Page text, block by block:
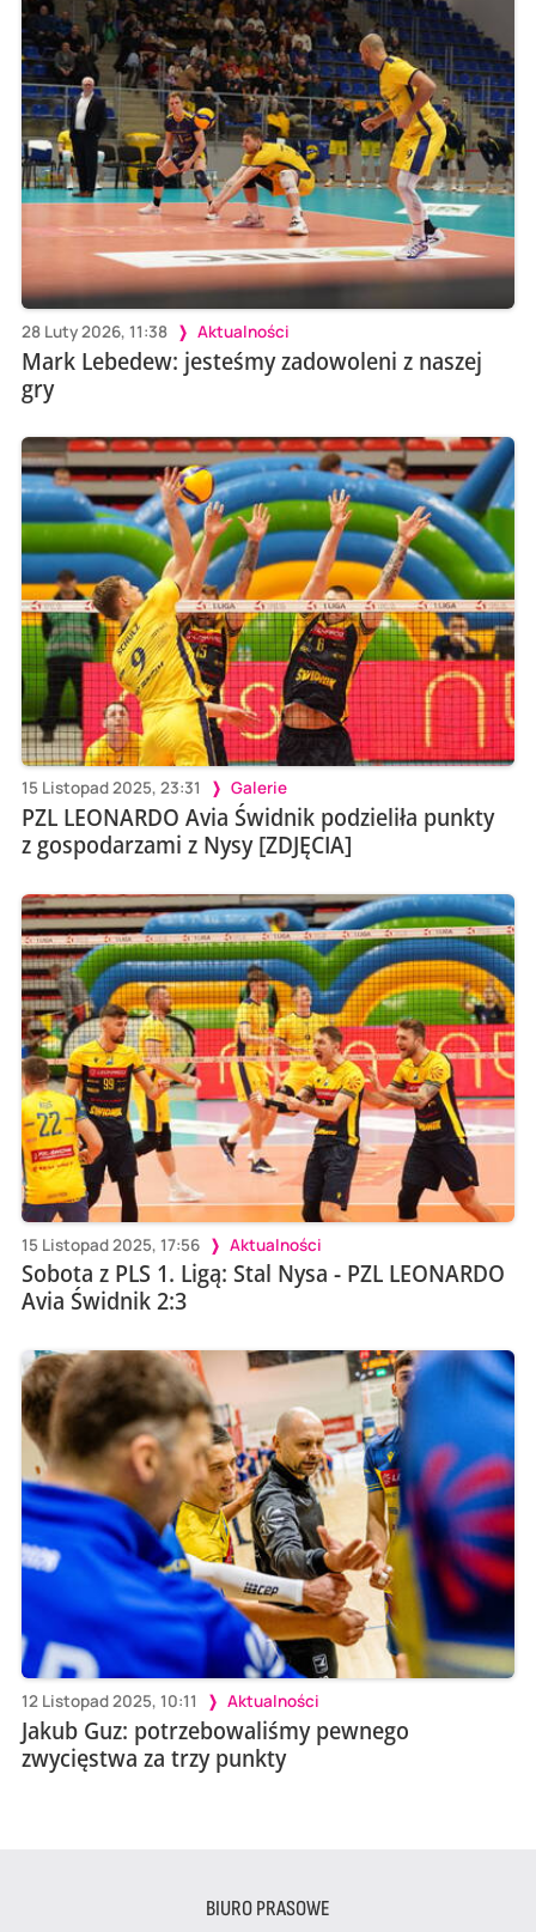
28 Luty 2026, 11:38 Aktualności
Mark Lebedew: jesteśmy zadowoleni z naszej
gry
15 Listopad 2025, 23:31 Galerie
PZL LEONARDO Avia Świdnik podzieliła punkty
z gospodarzami z Nysy [ZDJĘCIA]
15 Listopad 2025, 17:56 Aktualności
Sobota z PLS 1. Ligą: Stal Nysa - PZL LEONARDO
Avia Świdnik 2:3
12 Listopad 2025, 10:11 Aktualności
Jakub Guz: potrzebowaliśmy pewnego
zwycięstwa za trzy punkty
BIURO PRASOWE